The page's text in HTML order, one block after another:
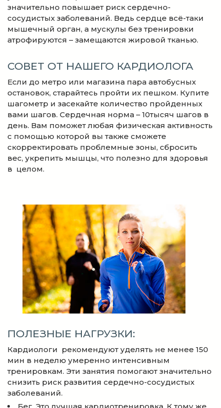
значительно повышает риск сердечно-
сосудистых заболеваний. Ведь сердце всё-таки
мышечный орган, а мускулы без тренировки
атрофируются – замещаются жировой тканью.
СОВЕТ ОТ НАШЕГО КАРДИОЛОГА
Если до метро или магазина пара автобусных
остановок, старайтесь пройти их пешком. Купите
шагометр и засекайте количество пройденных
вами шагов. Сердечная норма – 10тысяч шагов в
день. Вам поможет любая физическая активность
с помощью которой вы также сможете
скорректировать проблемные зоны, сбросить
вес, укрепить мышцы, что полезно для здоровья
в целом.
ПОЛЕЗНЫЕ НАГРУЗКИ:
Кардиологи рекомендуют уделять не менее 150
мин в неделю умеренно интенсивным
тренировкам. Эти занятия помогают значительно
снизить риск развития сердечно-сосудистых
заболеваний.